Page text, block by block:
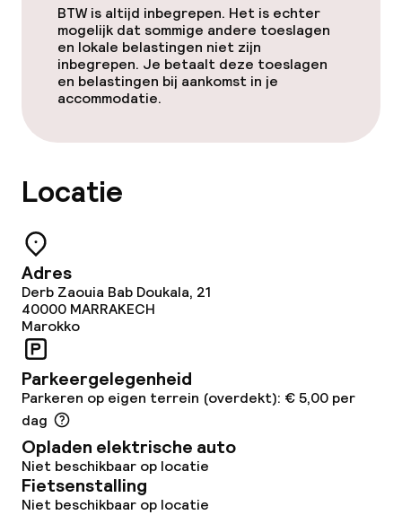
Game-kamer
Eet- en drinkgelegenheden
Bar met dakterras
Eet- en drinkdiensten
Ontbijt geserveerd aan tafel
Roomservice
Vroeg ontbijt
Laat ontbijt
BTW is altijd inbegrepen. Het is echter
mogelijk dat sommige andere toeslagen
en lokale belastingen niet zijn
inbegrepen. Je betaalt deze toeslagen
en belastingen bij aankomst in je
accommodatie.
Locatie
Adres
Derb Zaouia Bab Doukala, 21
40000 MARRAKECH
Marokko
Parkeergelegenheid
Parkeren op eigen terrein (overdekt): € 5,00 per
dag
Opladen elektrische auto
Niet beschikbaar op locatie
Fietsenstalling
Niet beschikbaar op locatie